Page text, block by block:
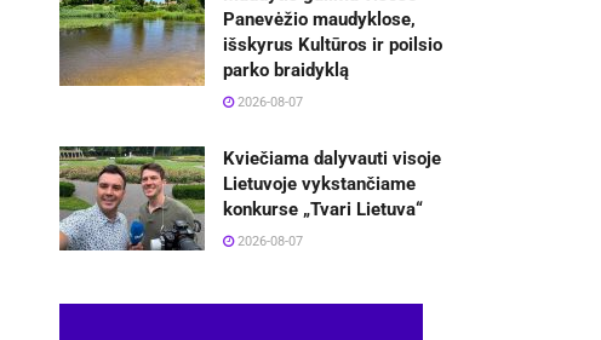
Panevėžio maudyklose,
išskyrus Kultūros ir poilsio
parko braidyklą
2026-08-07
Kviečiama dalyvauti visoje
Lietuvoje vykstančiame
konkurse „Tvari Lietuva“
2026-08-07